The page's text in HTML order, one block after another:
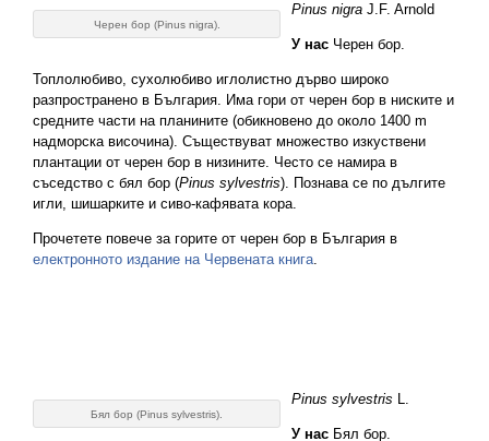
Черен бор (Pinus nigra).
Pinus nigra J.F. Arnold
У нас Черен бор.
Топлолюбиво, сухолюбиво иглолистно дърво широко
разпространено в България. Има гори от черен бор в ниските и
средните части на планините (обикновено до около 1400 m
надморска височина). Съществуват множество изкуствени
плантации от черен бор в низините. Често се намира в
съседство с бял бор (Pinus sylvestris). Познава се по дългите
игли, шишарките и сиво-кафявата кора.
Прочетете повече за горите от черен бор в България в
електронното издание на Червената книга.
Бял бор (Pinus sylvestris).
Pinus sylvestris L.
У нас Бял бор.